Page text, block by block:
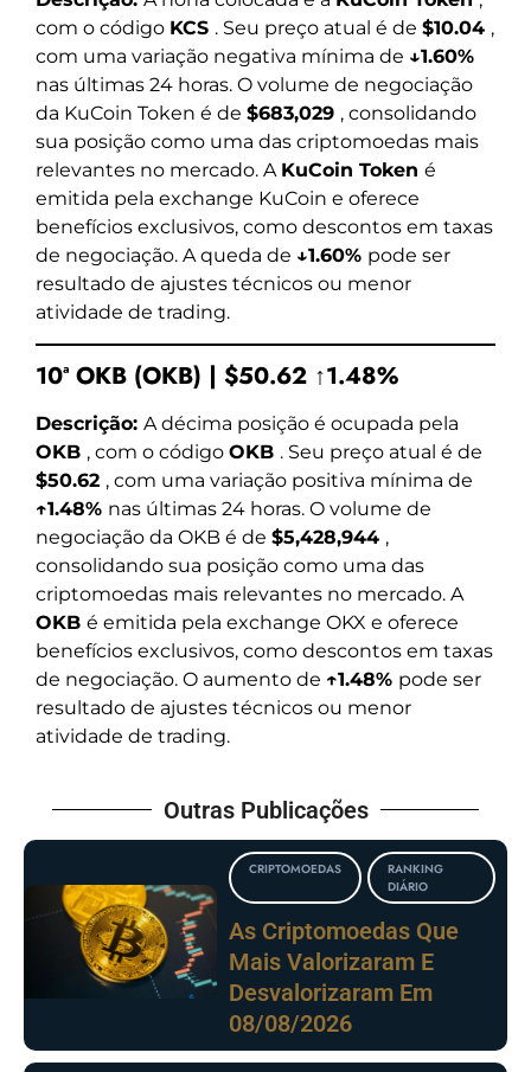
com o código KCS . Seu preço atual é de $10.04 ,
com uma variação negativa mínima de ↓1.60%
nas últimas 24 horas. O volume de negociação
da KuCoin Token é de $683,029 , consolidando
sua posição como uma das criptomoedas mais
relevantes no mercado. A KuCoin Token é
emitida pela exchange KuCoin e oferece
benefícios exclusivos, como descontos em taxas
de negociação. A queda de ↓1.60% pode ser
resultado de ajustes técnicos ou menor
atividade de trading.
10ª OKB (OKB) | $50.62 ↑1.48%
Descrição: A décima posição é ocupada pela
OKB , com o código OKB . Seu preço atual é de
$50.62 , com uma variação positiva mínima de
↑1.48% nas últimas 24 horas. O volume de
negociação da OKB é de $5,428,944 ,
consolidando sua posição como uma das
criptomoedas mais relevantes no mercado. A
OKB é emitida pela exchange OKX e oferece
benefícios exclusivos, como descontos em taxas
de negociação. O aumento de ↑1.48% pode ser
resultado de ajustes técnicos ou menor
atividade de trading.
Outras Publicações
CRIPTOMOEDAS
RANKING
DIÁRIO
As Criptomoedas Que
Mais Valorizaram E
Desvalorizaram Em
08/08/2026